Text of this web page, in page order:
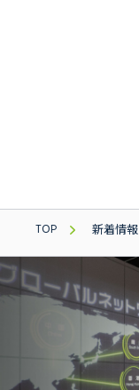
TOP 新着情報